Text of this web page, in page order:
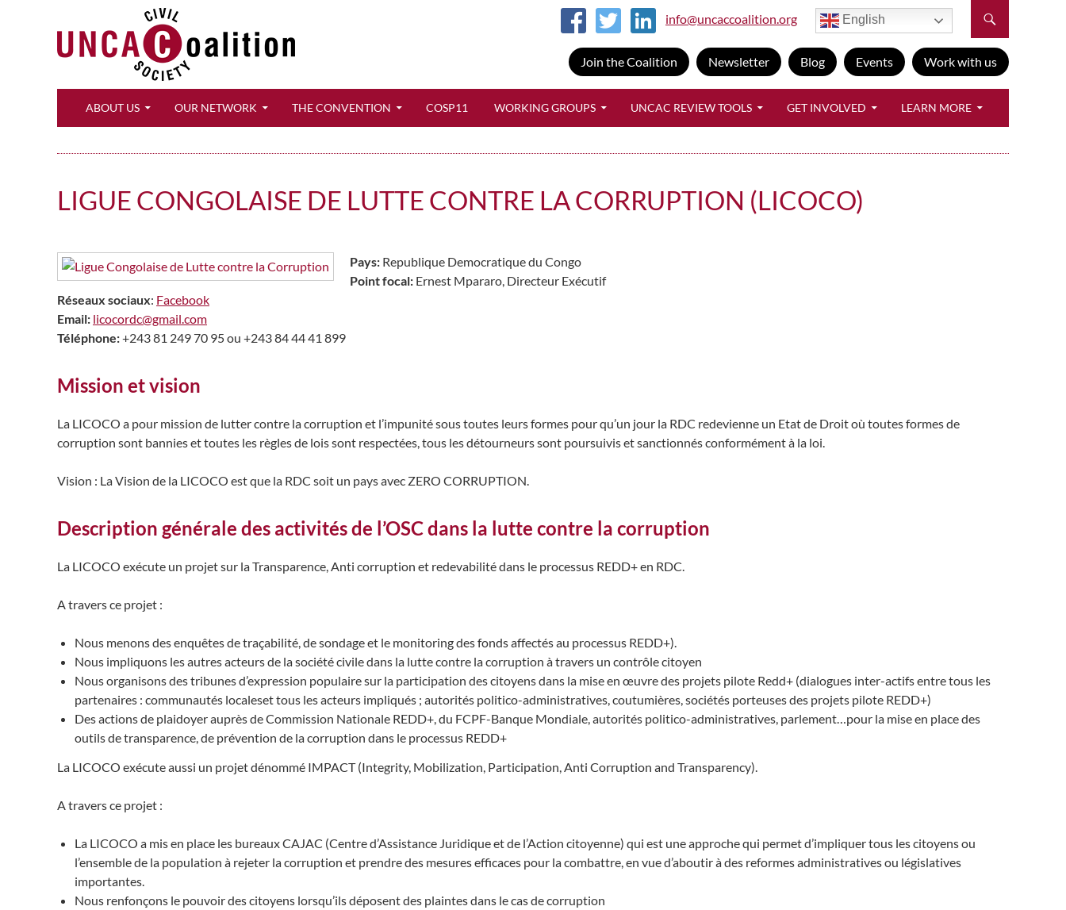
English
info@uncaccoalition.org
Join the Coalition Newsletter Blog Events Work with us
ABOUT US
OUR NETWORK THE CONVENTION COSP11 WORKING GROUPS UNCAC REVIEW TOOLS GET INVOLVED LEARN MORE
LIGUE CONGOLAISE DE LUTTE CONTRE LA CORRUPTION (LICOCO)
Pays: Republique Democratique du Congo
Point focal: Ernest Mpararo, Directeur Exécutif
Réseaux sociaux: Facebook
Email: licocordc@gmail.com
Téléphone:+243 81 249 70 95 ou +243 84 44 41 899
Mission et vision
La LICOCO a pour mission de lutter contre la corruption et l’impunité sous toutes leurs formes pour qu’un jour la RDC redevienne un Etat de Droit où toutes formes de
corruption sont bannies et toutes les règles de lois sont respectées, tous les détourneurs sont poursuivis et sanctionnés conformément à la loi.
Vision : La Vision de la LICOCO est que la RDC soit un pays avec ZERO CORRUPTION.
Description générale des activités de l’OSC dans la lutte contre la corruption
La LICOCO exécute un projet sur la Transparence, Anti corruption et redevabilité dans le processus REDD+ en RDC.
A travers ce projet :
Nous menons des enquêtes de traçabilité, de sondage et le monitoring des fonds affectés au processus REDD+).
Nous impliquons les autres acteurs de la société civile dans la lutte contre la corruption à travers un contrôle citoyen
Nous organisons des tribunes d’expression populaire sur la participation des citoyens dans la mise en œuvre des projets pilote Redd+ (dialogues inter-actifs entre tous les
partenaires : communautés localeset tous les acteurs impliqués ; autorités politico-administratives, coutumières, sociétés porteuses des projets pilote REDD+)
Des actions de plaidoyer auprès de Commission Nationale REDD+, du FCPF-Banque Mondiale, autorités politico-administratives, parlement…pour la mise en place des
outils de transparence, de prévention de la corruption dans le processus REDD+
La LICOCO exécute aussi un projet dénommé IMPACT (Integrity, Mobilization, Participation, Anti Corruption and Transparency).
A travers ce projet :
La LICOCO a mis en place les bureaux CAJAC (Centre d’Assistance Juridique et de l’Action citoyenne) qui est une approche qui permet d’impliquer tous les citoyens ou
l’ensemble de la population à rejeter la corruption et prendre des mesures efficaces pour la combattre, en vue d’aboutir à des reformes administratives ou législatives
importantes.
Nous renfonçons le pouvoir des citoyens lorsqu’ils déposent des plaintes dans le cas de corruption